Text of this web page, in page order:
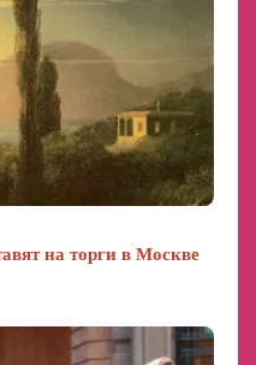
на торги в Москве